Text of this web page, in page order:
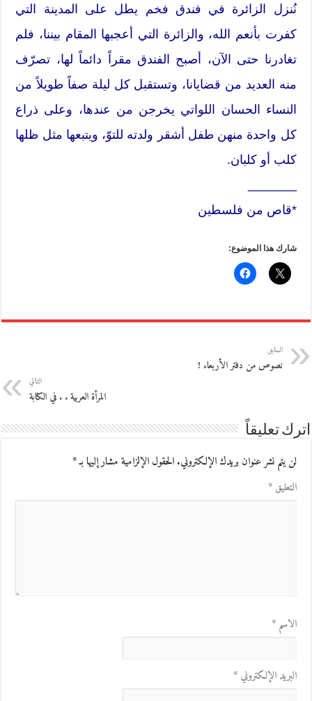
نُنزل الزائرة في فندق فخم يطل على المدينة التي
كفرت بأنعم الله، والزائرة التي أعجبها المقام بيننا، فلم
تغادرنا حتى الآن، أصبح الفندق مقراً دائماً لها، تصرّف
منه العديد من قضايانا، وتستقبل كل ليلة صفاً طويلاً من
النساء الحسان اللواتي يخرجن من عندها، وعلى ذراع
كل واحدة منهن طفل أشقر ولدته للتوّ، ويتبعها مثل ظلها
كلب أو كلبان.
*قاص من فلسطين
شارك هذا الموضوع:
السابق
نصوص من دفتر الأربعاء !
التالي
المرأة العربية . . في الكتابة
اترك تعليقاً
لن يتم نشر عنوان بريدك الإلكتروني.الحقول الإلزامية مشار إليها بـ*
التعليق*
الاسم*
البريد الإلكتروني*